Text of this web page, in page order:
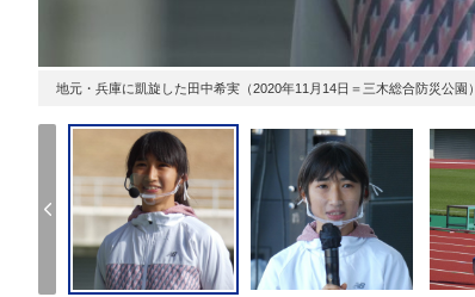
地元・兵庫に凱旋した田中希実（2020年11月14日＝三木総合防災公園）